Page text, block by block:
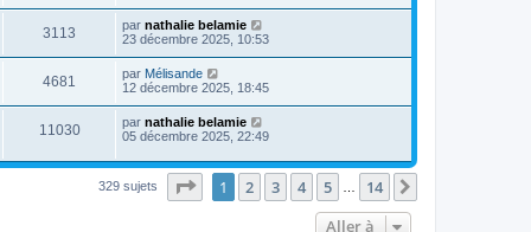
3113 par nathalie belamie
23 décembre 2025, 10:53
4681 par Mélisande
12 décembre 2025, 18:45
11030 par nathalie belamie
05 décembre 2025, 22:49
329 sujets Page sur14
1 2 3 4 5 14
Aller à